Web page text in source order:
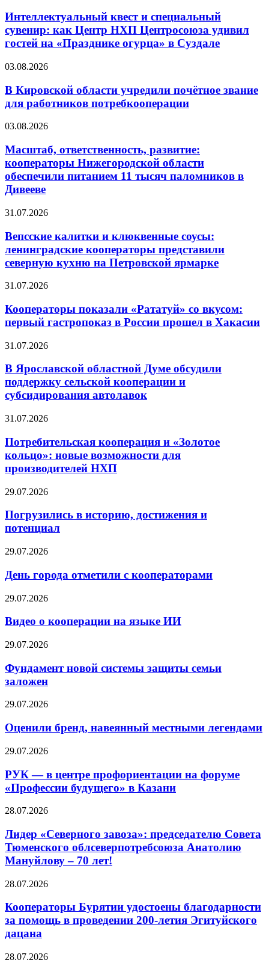
Интеллектуальный квест и специальный
сувенир: как Центр НХП Центросоюза удивил
гостей на «Празднике огурца» в Суздале
03.08.2026
В Кировской области учредили почётное звание
для работников потребкооперации
03.08.2026
Масштаб, ответственность, развитие:
кооператоры Нижегородской области
обеспечили питанием 11 тысяч паломников в
Дивееве
31.07.2026
Вепсские калитки и клюквенные соусы:
ленинградские кооператоры представили
северную кухню на Петровской ярмарке
31.07.2026
Кооператоры показали «Рататуй» со вкусом:
первый гастропоказ в России прошел в Хакасии
31.07.2026
В Ярославской областной Думе обсудили
поддержку сельской кооперации и
субсидирования автолавок
31.07.2026
Потребительская кооперация и «Золотое
кольцо»: новые возможности для
производителей НХП
29.07.2026
Погрузились в историю, достижения и
потенциал
29.07.2026
День города отметили с кооператорами
29.07.2026
Видео о кооперации на языке ИИ
29.07.2026
Фундамент новой системы защиты семьи
заложен
29.07.2026
Оценили бренд, навеянный местными легендами
29.07.2026
РУК — в центре профориентации на форуме
«Профессии будущего» в Казани
28.07.2026
Лидер «Северного завоза»: председателю Совета
Тюменского облсеверпотребсоюза Анатолию
Мануйлову – 70 лет!
28.07.2026
Кооператоры Бурятии удостоены благодарности
за помощь в проведении 200-летия Эгитуйского
дацана
28.07.2026